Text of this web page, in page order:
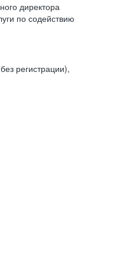
директора
по содействию
регистрации),